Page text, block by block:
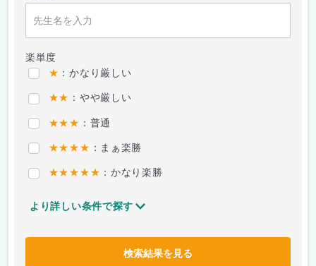
楽単度
★ ：かなり厳しい
★★ ：やや厳しい
★★★ ：普通
★★★★ ：まぁ楽勝
★★★★★ ：かなり楽勝
より詳しい条件で探す
検索結果を見る